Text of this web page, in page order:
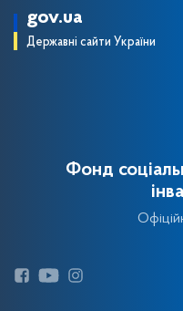
gov.ua
Державні сайти України
Фонд